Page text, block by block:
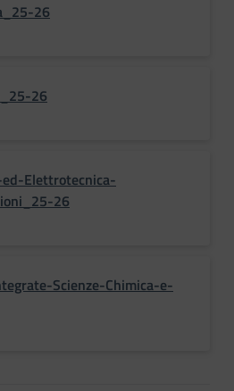
26
26
Elettrotecnica-
26
Scienze-Chimica-e-